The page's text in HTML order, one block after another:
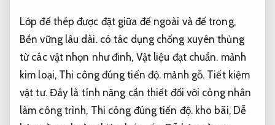
Lớp đế thép được đặt giữa đế ngoài và đế trong,
Bền vững lâu dài.có tác dụng chống xuyên thủng
từ các vật nhọn như đinh, Vật liệu đạt chuẩn. mảnh
kim loại, Thi công đúng tiến độ. mảnh gỗ. Tiết kiệm
vật tư.Đây là tính năng cần thiết đối với công nhân
làm công trình, Thi công đúng tiến độ.kho bãi, Dễ